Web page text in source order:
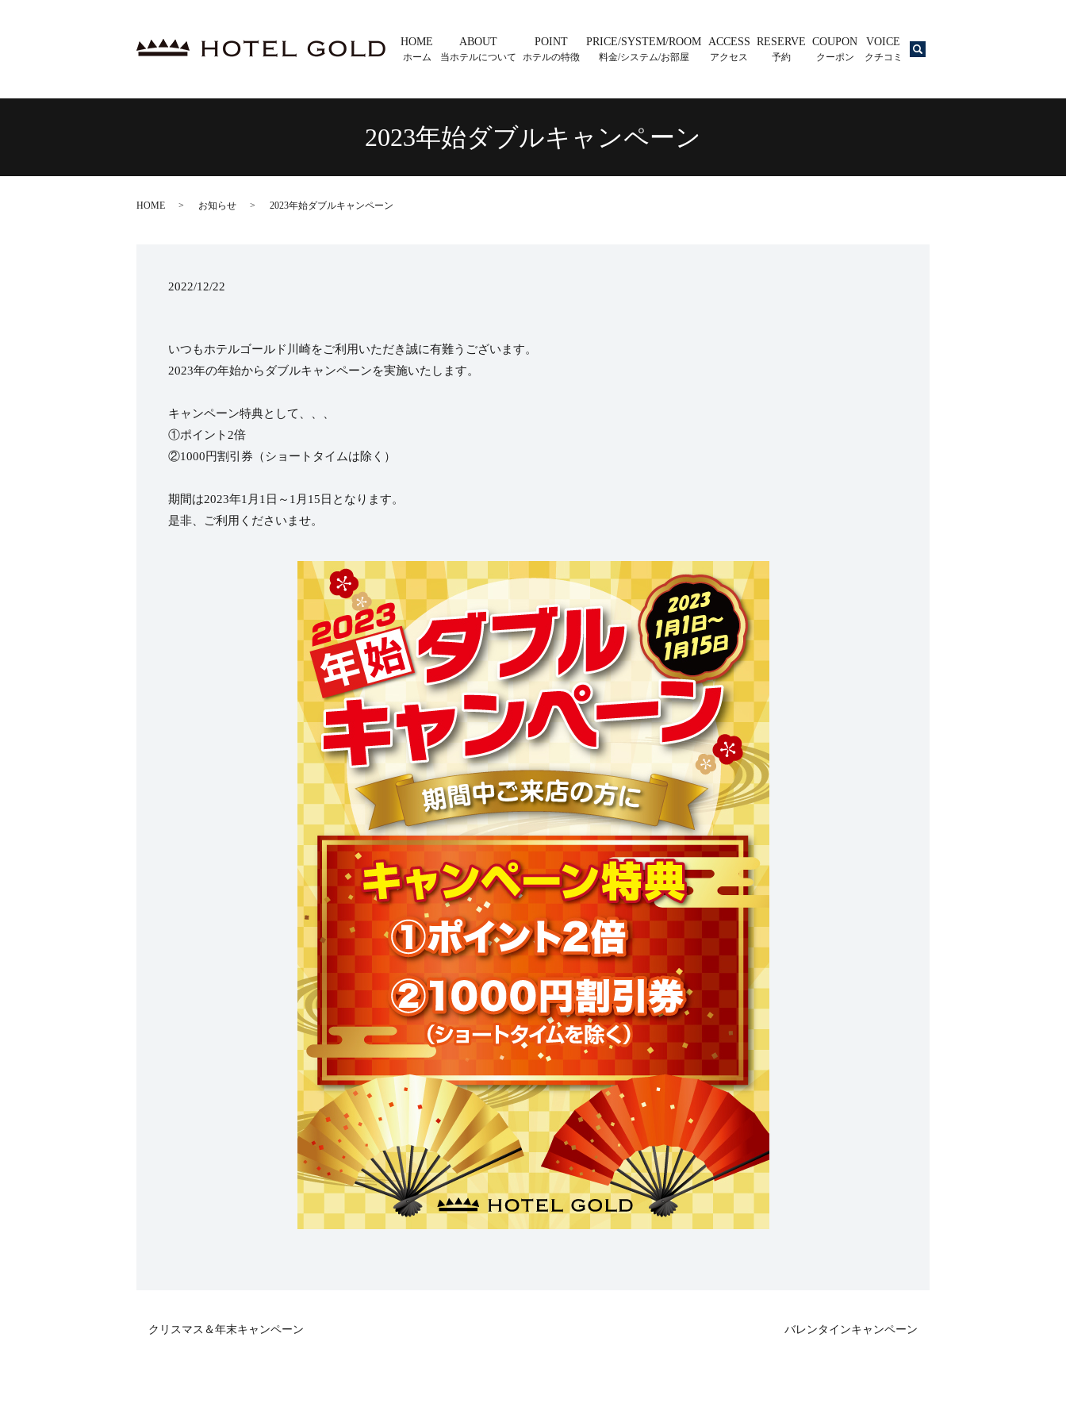
HOME
ホーム
ABOUT
当ホテルについて
POINT
ホテルの特徴
PRICE/SYSTEM/ROOM
料金/システム/お部屋
ACCESS
アクセス
RESERVE
予約
COUPON
クーポン
VOICE
クチコミ
2023年始ダブルキャンペーン
HOME お知らせ 2023年始ダブルキャンペーン
2022/12/22
いつもホテルゴールド川崎をご利用いただき誠に有難うございます。
2023年の年始からダブルキャンペーンを実施いたします。
キャンペーン特典として、、、
①ポイント2倍
②1000円割引券（ショートタイムは除く）
期間は2023年1月1日～1月15日となります。
是非、ご利用くださいませ。
クリスマス＆年末キャンペーン バレンタインキャンペーン